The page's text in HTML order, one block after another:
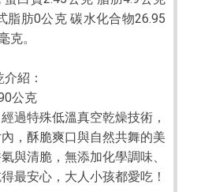
脂肪0公克 碳水化合物26.95
克。
紹：
公克
過特殊低溫真空乾燥技術，
，酥脆爽口與自然共舞的美
與清脆，無添加化學調味、
最安心，大人小孩都愛吃！